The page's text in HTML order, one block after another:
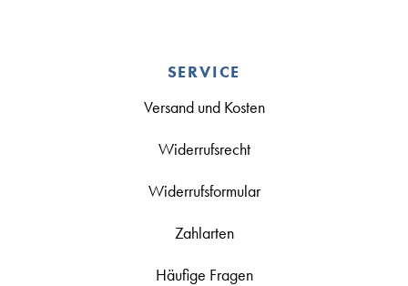
SERVICE
Versand und Kosten
Widerrufsrecht
Widerrufsformular
Zahlarten
Häufige Fragen